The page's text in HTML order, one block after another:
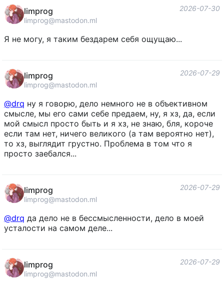
limprog
limprog@mastodon.ml
2026-07-30
Я не могу, я таким бездарем себя ощущаю...
limprog
limprog@mastodon.ml
2026-07-29
@drq ну я говорю, дело немного не в объективном
смысле, мы его сами себе предаем, ну, я хз, да, если
мой смысл просто быть и я хз, не знаю, бля, короче
если там нет, ничего великого (а там вероятно нет),
то хз, выглядит грустно. Проблема в том что я
просто заебался...
limprog
limprog@mastodon.ml
2026-07-29
@drq да дело не в бессмысленности, дело в моей
усталости на самом деле...
limprog
limprog@mastodon.ml
2026-07-29